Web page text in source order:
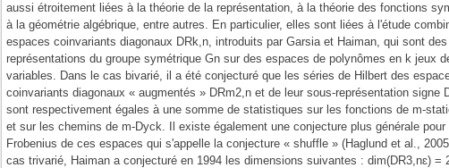
aussi étroitement liées à la théorie de la représentation, à la théorie des fonctions
à la géométrie algébrique, entre autres. En particulier, elles sont liées à l'étude
espaces coinvariants diagonaux DRk,n, introduits par Garsia et Haiman, qui sont des
représentations du groupe symétrique Gn sur des espaces de polynômes en k jeux
variables. Dans le cas bivarié, il a été conjecturé que les séries de Hilbert des
coinvariants diagonaux « augmentés » DRm2,n et de leur sous-représentation signe
sont respectivement égales à une somme de statistiques sur les fonctions de m-
et sur les chemins de m-Dyck. Il existe également une conjecture plus générale pour
Frobenius de ces espaces qui s'appelle la conjecture « shuffle » (Haglund et al.,
cas trivarié, Haiman a conjecturé en 1994 les dimensions suivantes : dim(DR3,nɛ) =